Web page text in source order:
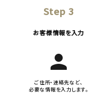
Step 3
お客様情報を入力
person
ご住所・連絡先など、
必要な情報を入力します。